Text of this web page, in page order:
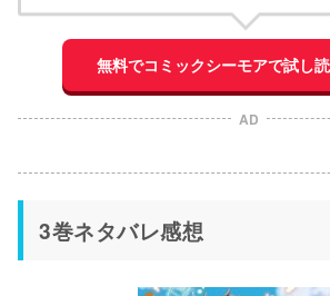
無料でコミックシーモアで試し
AD
3巻ネタバレ感想